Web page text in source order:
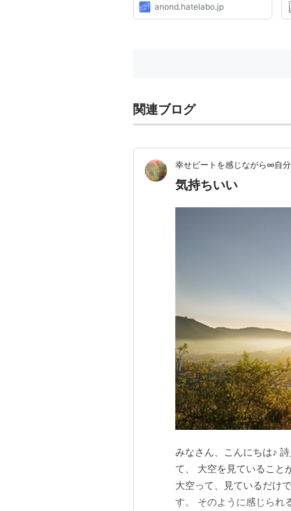
anond.hatelabo.jp
関連ブログ
幸せビートを感じながら∞自
気持ちいい
みなさん、こんにちは♪
て、 大空を見ていること
大空って、見ているだけ
す。 そのように感じられ